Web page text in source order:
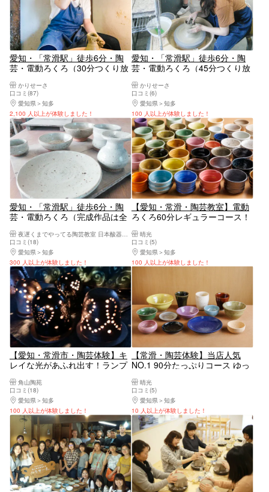
愛知・「常滑駅」徒歩6分・陶
芸・電動ろくろ（30分つくり放
かりせーさ
口コミ(87)
愛知県
知多
2,100 人以上が体験しました！
愛知・「常滑駅」徒歩6分・陶
芸・電動ろくろ（45分つくり放
かりせーさ
口コミ(6)
愛知県
知多
100 人以上が体験しました！
愛知・「常滑駅」徒歩6分・陶
芸・電動ろくろ（完成作品は全
口コミ(18)
愛知県
知多
300 人以上が体験しました！
【愛知・常滑・陶芸教室】電動
ろくろ60分レギュラーコース！
番人気・50種類からお好きな色
を選べる（焼成費・加工費全て
込み！）
晴光
口コミ(5)
愛知県
知多
100 人以上が体験しました！
【愛知・常滑市・陶芸体験】キ
レイな光があふれ出す！ランプ
角山陶苑
口コミ(18)
愛知県
知多
100 人以上が体験しました！
【常滑・陶芸体験】当店人気
NO.1 90分たっぷりコース ゆっ
です！色も50種類の沢山ある中
から好きな色を選べます
晴光
口コミ(5)
愛知県
知多
10 人以上が体験しました！